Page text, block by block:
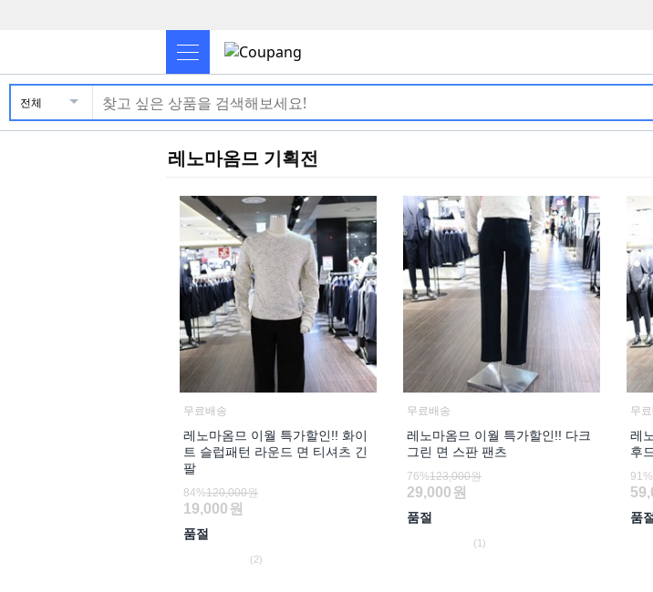
전체
레노마옴므 기획전
무료배송
레노마옴므 이월 특가할인!! 화이
트 슬럽패턴 라운드 면 티셔츠 긴
팔
84%120,000원
19,000 원
품절
(2)
무료배송
레노마옴므 이월 특가할인!! 다크
그린 면 스판 팬츠
76%123,000원
29,000 원
품절
(1)
무
레
후
91%
품절